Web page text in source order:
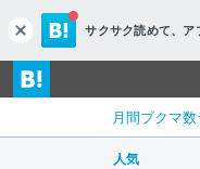
c
l
o
s
サクサク読めて、 ア
月間ブクマ数
人気